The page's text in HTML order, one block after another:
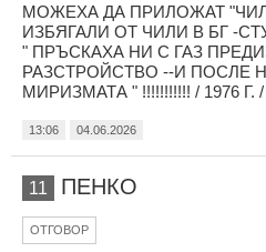
МОЖЕХА ДА ПРИЛОЖАТ
ИЗБЯГАЛИ ОТ ЧИЛИ В БГ -
" ПРЪСКАХА НИ С ГАЗ
РАЗСТРОЙСТВО --И ПОСЛЕ
МИРИЗМАТА " !!!!!!!!!!! / 1976 Г. /
13:06 04.06.2026
11 ПЕНКО
ОТГОВОР